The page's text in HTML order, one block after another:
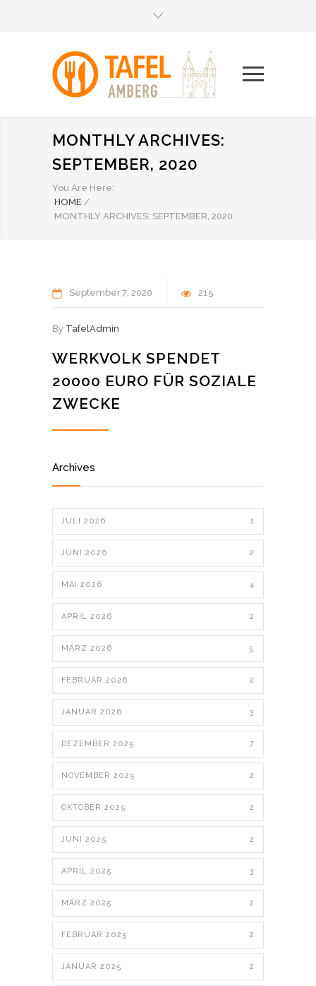
MONTHLY ARCHIVES:
SEPTEMBER, 2020
You Are Here:
HOME /
MONTHLY ARCHIVES: SEPTEMBER, 2020
September7 2020 215
By TafelAdmin
WERKVOLK SPENDET
20000 EURO FÜR SOZIALE
ZWECKE
Archives
JULI 2026 1
JUNI 2026 2
MAI 2026 4
APRIL 2026 2
MÄRZ 2026 5
FEBRUAR 2026 2
JANUAR 2026 3
DEZEMBER 2025 7
NOVEMBER 2025 2
OKTOBER 2025 2
JUNI 2025 2
APRIL 2025 3
MÄRZ 2025 2
FEBRUAR 2025 2
JANUAR 2025 2